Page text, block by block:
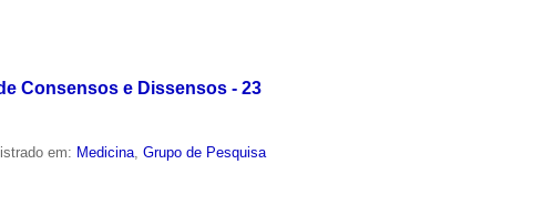
Consensos e Dissensos - 23
em: Medicina ,Grupo de Pesquisa